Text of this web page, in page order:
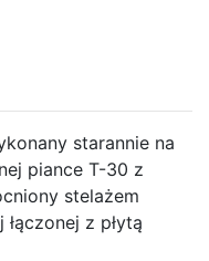
starannie na
piance T-30 z
stelażem
z płytą